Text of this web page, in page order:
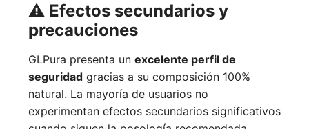
⚠️ Efectos secundarios y
precauciones
GLPura presenta un excelente perfil de
seguridad gracias a su composición 100%
natural. La mayoría de usuarios no
experimentan efectos secundarios significativos